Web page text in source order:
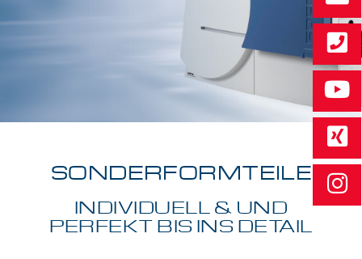
SONDERFORMTEILE
INDIVIDUELL & UND
PERFEKT BIS INS DETAIL